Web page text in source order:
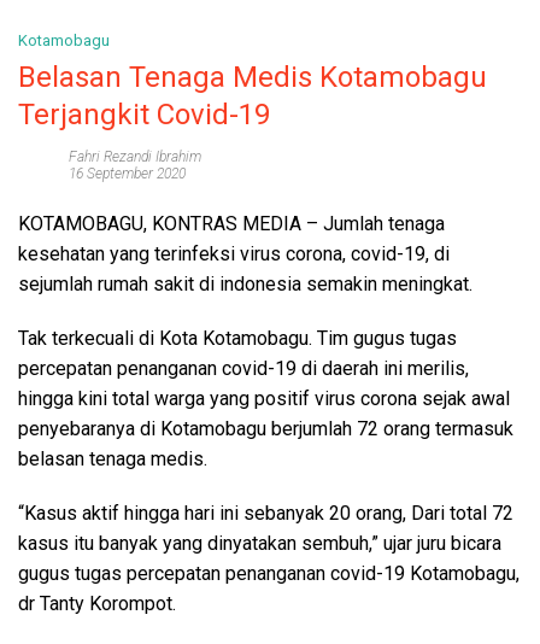
Kotamobagu
Belasan Tenaga Medis Kotamobagu
Terjangkit Covid-19
Fahri Rezandi Ibrahim
16 September 2020
KOTAMOBAGU, KONTRAS MEDIA – Jumlah tenaga
kesehatan yang terinfeksi virus corona, covid-19, di
sejumlah rumah sakit di indonesia semakin meningkat.
Tak terkecuali di Kota Kotamobagu. Tim gugus tugas
percepatan penanganan covid-19 di daerah ini merilis,
hingga kini total warga yang positif virus corona sejak awal
penyebaranya di Kotamobagu berjumlah 72 orang termasuk
belasan tenaga medis.
“Kasus aktif hingga hari ini sebanyak 20 orang, Dari total 72
kasus itu banyak yang dinyatakan sembuh,” ujar juru bicara
gugus tugas percepatan penanganan covid-19 Kotamobagu,
dr Tanty Korompot.